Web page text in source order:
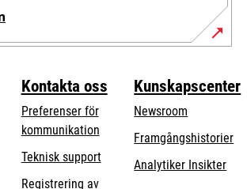
Kontakta oss
Preferenser för
kommunikation
Teknisk supportopens
Registrering av
Kunskapscenter
Newsroom
Framgångshistorier
Analytiker Insikter